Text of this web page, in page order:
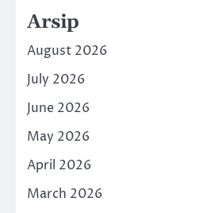
Arsip
August 2026
July 2026
June 2026
May 2026
April 2026
March 2026